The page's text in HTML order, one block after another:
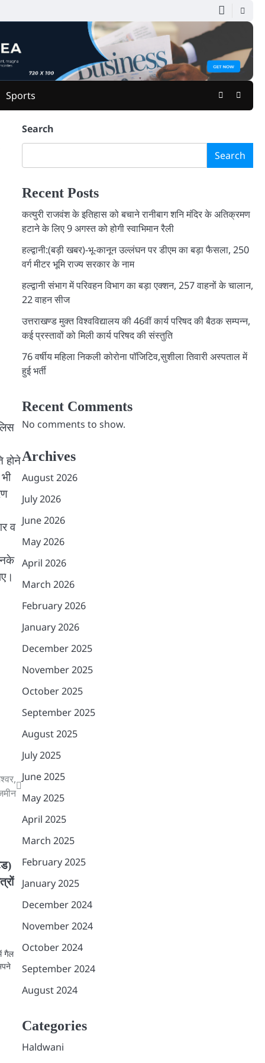
Sports Facebook
होने
व
गैल
Search
Search
Recent Posts
कत्युरी राजवंश के इतिहास को बचाने रानीबाग शनि मंदिर के अतिक्रमण
हटाने के लिए 9 अगस्त को होगी स्वाभिमान रैली
हल्द्वानी:(बड़ी खबर)-भू-कानून उल्लंघन पर डीएम का बड़ा फैसला, 250
वर्ग मीटर भूमि राज्य सरकार के नाम
हल्द्वानी संभाग में परिवहन विभाग का बड़ा एक्शन, 257 वाहनों के चालान,
22 वाहन सीज
उत्तराखण्ड मुक्त विश्वविद्यालय की 46वीं कार्य परिषद की बैठक सम्पन्न,
कई प्रस्तावों को मिली कार्य परिषद की संस्तुति
76 वर्षीय महिला निकली कोरोना पॉजिटिव,सुशीला तिवारी अस्पताल में
हुई भर्ती
Recent Comments
No comments to show.
Archives
August 2026
July 2026
June 2026
May 2026
April 2026
March 2026
February 2026
January 2026
December 2025
November 2025
October 2025
September 2025
August 2025
July 2025
June 2025
May 2025
April 2025
March 2025
February 2025
January 2025
December 2024
November 2024
October 2024
September 2024
August 2024
Categories
Haldwani